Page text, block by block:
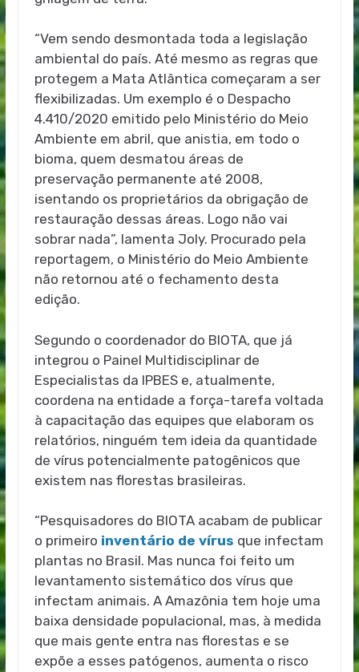
“Vem sendo desmontada toda a legislação
ambiental do país. Até mesmo as regras que
protegem a Mata Atlântica começaram a ser
flexibilizadas. Um exemplo é o Despacho
4.410/2020 emitido pelo Ministério do Meio
Ambiente em abril, que anistia, em todo o
bioma, quem desmatou áreas de
preservação permanente até 2008,
isentando os proprietários da obrigação de
restauração dessas áreas. Logo não vai
sobrar nada”, lamenta Joly. Procurado pela
reportagem, o Ministério do Meio Ambiente
não retornou até o fechamento desta
edição.
Segundo o coordenador do BIOTA, que já
integrou o Painel Multidisciplinar de
Especialistas da IPBES e, atualmente,
coordena na entidade a força-tarefa voltada
à capacitação das equipes que elaboram os
relatórios, ninguém tem ideia da quantidade
de vírus potencialmente patogênicos que
existem nas florestas brasileiras.
“Pesquisadores do BIOTA acabam de publicar
o primeiro inventário de vírus que infectam
plantas no Brasil. Mas nunca foi feito um
levantamento sistemático dos vírus que
infectam animais. A Amazônia tem hoje uma
baixa densidade populacional, mas, à medida
que mais gente entra nas florestas e se
expõe a esses patógenos, aumenta o risco